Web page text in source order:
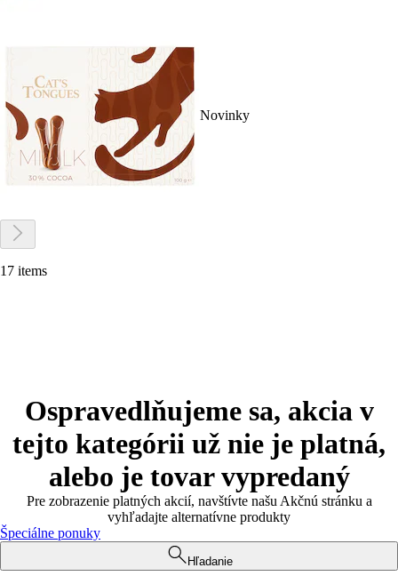
Novinky
17 items
Ospravedlňujeme sa, akcia v
tejto kategórii už nie je platná,
alebo je tovar vypredaný
Pre zobrazenie platných akcií, navštívte našu Akčnú stránku a
vyhľadajte alternatívne produkty
Špeciálne ponuky
Hľadanie